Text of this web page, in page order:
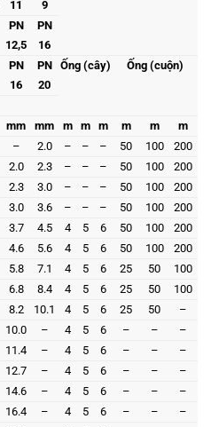
11
9
PN
12,5
PN
16
PN
16
PN
20
Ống (cây) Ống (cuộn)
mm mm m m m m m
m
– 2.0 – – – 50 100
200
2.0 2.3 – – – 50 100
200
2.3 3.0 – – – 50 100
200
3.0 3.6 – – – 50 100
200
3.7 4.5 4 5 6 50 100
200
4.6 5.6 4 5 6 50 100
200
5.8 7.1 4 5 6 25 50
100
6.8 8.4 4 5 6 25 50
100
8.2 10.1 4 5 6 25 50
–
10.0 – 4 5 6 – –
–
11.4 – 4 5 6 – –
–
12.7 – 4 5 6 – –
–
14.6 – 4 5 6 – –
–
16.4 – 4 5 6 – –
–